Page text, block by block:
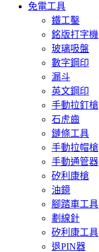
免電工具
鐵工鑿
銘版打字機
玻璃吸盤
數字鋼印
漏斗
英文鋼印
手動拉釘槍
石虎齒
鏈條工具
手動拉帽槍
手動通管器
矽利康槍
油鏡
腳踏車工具
劃線針
矽利康工具
退PIN器